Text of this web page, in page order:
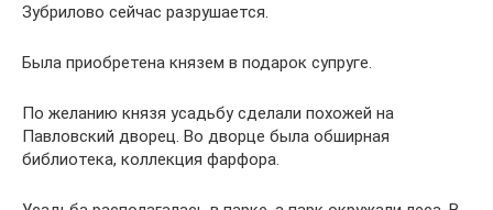
Зубрилово сейчас разрушается.
Была приобретена князем в подарок супруге.
По желанию князя усадьбу сделали похожей на
Павловский дворец. Во дворце была обширная
библиотека, коллекция фарфора.